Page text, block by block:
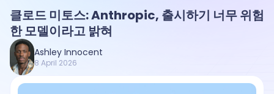
클로드 미토스: Anthropic, 출시하기 너무 위험
한 모델이라고 밝혀
Ashley Innocent
8 April 2026